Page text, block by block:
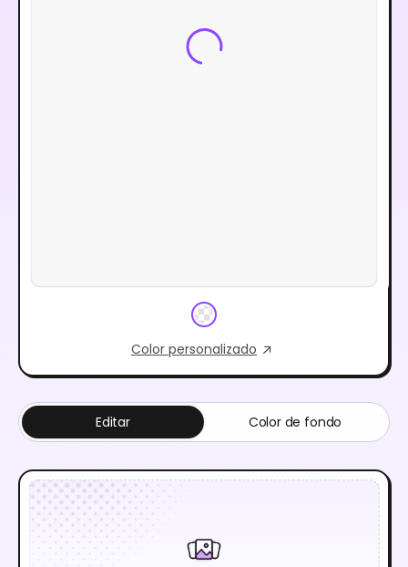
Color personalizado
Editar Color de fondo